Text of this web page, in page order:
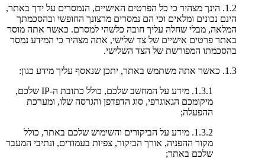
1.2. הינך מצהיר כי כל הפרטים האישיים, הנמסרים על ידך באתר,
הינם נכונים ומלאים וכי הם נמסרים מרצונך החופשי ובהסכמתך
המלאה, מבלי שחלה עליך חובה כלשהי למסרם. כאשר אתה מוסר
באתר פרטים אישיים של צד שלישי, אתה מצהיר כי המידע נמסר
בהסכמתו המפורשת של הצד השלישי.
1.3. כאשר אתה משתמש באתר, יתכן שנאסף עליך מידע כגון:
1.3.1. מידע על המחשב שלכם, כולל כתובת ה-IP שלכם,
מיקומכם הגאוגרפי, סוג הדפדפן והגרסה שלו, ומערכת
ההפעלה;
1.3.2. מידע על הביקורים והשימוש שלכם באתר, כולל
מקור ההפניה, אורך הביקור, צפיות בעמודים, ונתיבי המעבר
שלכם באתר;